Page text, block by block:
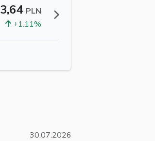
3,64 PLN
+1.11%
30.07.2026